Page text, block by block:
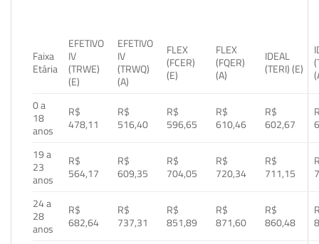
Faixa
Etária
EFETIVO
IV
(TRWE)
(E)
EFETIVO
IV
(TRWQ)
(A)
FLEX
(FCER)
(E)
FLEX
(FQER)
(A)
IDEAL
(TERI) (E)
0 a
18
anos
R$
478,11
R$
516,40
R$
596,65
R$
610,46
R$
602,67
19 a
23
anos
R$
564,17
R$
609,35
R$
704,05
R$
720,34
R$
711,15
24 a
28
anos
R$
682,64
R$
737,31
R$
851,89
R$
871,60
R$
860,48